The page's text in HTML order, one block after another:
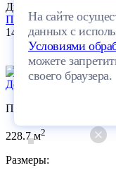
Двухэтажный
Посмотреть проект
14 133 660 руб.
11
Дом 338-228-1М
Площадь:
228.7 м2
Размеры:
На сайте
данных с
Условиями
можете
своего браузера.